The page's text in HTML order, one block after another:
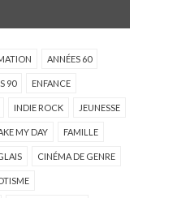
ANNÉES 60
90 ENFANCE
INDIE ROCK JEUNESSE
MY DAY FAMILLE
CINÉMA DE GENRE